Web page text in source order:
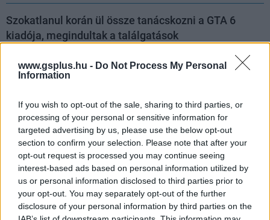
www.gsplus.hu - Do Not Process My Personal
Information
If you wish to opt-out of the sale, sharing to third parties, or
processing of your personal or sensitive information for
targeted advertising by us, please use the below opt-out
section to confirm your selection. Please note that after your
opt-out request is processed you may continue seeing
interest-based ads based on personal information utilized by
us or personal information disclosed to third parties prior to
your opt-out. You may separately opt-out of the further
disclosure of your personal information by third parties on the
Szokatlanul korán ül össze tanácskozni a GTA 6
kiadója, megindultak a találgatások
vetíteni az egyik moziban
Eli Roth nagyon szeretné, ha nem utálnátok a
Borderlands filmet
Régóta várt játékokkal hengerel a játékipar
augusztusban, és csak ezután fog igazán lendületbe
jönni